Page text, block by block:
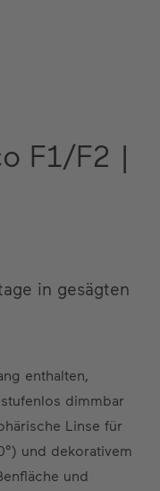
F1/F2 |
in gesägten
enthalten,
dimmbar
Linse für
und dekorativem
und